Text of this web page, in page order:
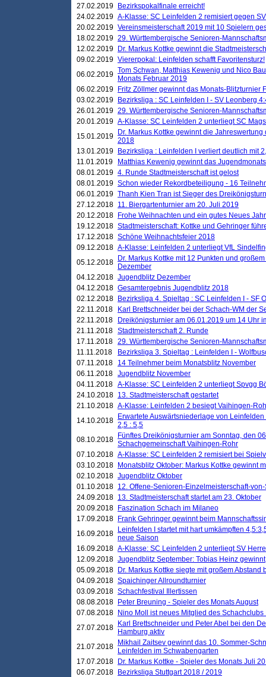
27.02.2019
Bezirkspokalfinale erreicht!
24.02.2019 A-Klasse: SC Leinfelden 2 remisiert gegen
20.02.2019 Vereinsmeisterschaft 2019 mit 10 Spielern
18.02.2019 29. Württembergische Senioren-
12.02.2019
Dr. Markus Kottke gewinnt die
09.02.2019 Viererpokal: Leinfelden schafft Favoritensturz!
06.02.2019 Tom Schwan, Matthias Kewenig und Nico
Monats Februar 2019
06.02.2019
Fritz Zöllmer gewinnt das Monats-Blitzturnier
03.02.2019
Bezirksliga : SC Leinfelden I - SV Leonberg
26.01.2019 29. Württembergische Senioren-
20.01.2019 A-Klasse: SC Leinfelden 2 unterliegt SC
15.01.2019
Dr. Markus Kottke gewinnt die
2018
13.01.2019
Bezirksliga : Leinfelden I verliert deutlich mit
11.01.2019
Matthias Kewenig gewinnt das
08.01.2019 4. Runde Stadtmeisterschaft ist gelost
08.01.2019 Schon wieder Rekordbeteiligung - 16
06.01.2019 Thanh Kien Tran ist Sieger des
27.12.2018 11. Biergartenturnier am 20. Juli 2019
20.12.2018
Frohe Weihnachten und ein gutes Neues
19.12.2018 Stadtmeisterschaft: Kottke und Gehringer
17.12.2018 Schöne Weihnachtsfeier 2018
09.12.2018 A-Klasse: Leinfelden 2 unterliegt VfL
05.12.2018
Dr. Markus Kottke mit 12 Punkten und
Dezember
04.12.2018 Jugendblitz Dezember
04.12.2018 Gesamtergebnis Jugendblitz 2018
02.12.2018
Bezirksliga 4. Spieltag : SC Leinfelden I - SF
22.11.2018
Karl Brettschneider bei der Schach-WM der
22.11.2018
Dreikönigsturnier am 06.01.2019 um 14 Uhr
21.11.2018 Stadtmeisterschaft 2. Runde
17.11.2018 29. Württembergische Senioren-
11.11.2018
Bezirksliga 3. Spieltag : Leinfelden I -
07.11.2018
14 Teilnehmer beim Monatsblitz November
06.11.2018 Jugendblitz November
04.11.2018 A-Klasse: SC Leinfelden 2 unterliegt Spvgg
24.10.2018 13. Stadtmeisterschaft gestartet
21.10.2018 A-Klasse: Leinfelden 2 besiegt Vaihingen-
14.10.2018
Erwartete Auswärtsniederlage von
2,5 : 5,5
08.10.2018
Fünftes Dreikönigsturnier am Sonntag, den
Schachgemeinschaft Vaihingen-Rohr
07.10.2018 A-Klasse: SC Leinfelden 2 remisiert bei
03.10.2018
Monatsblitz Oktober: Markus Kottke gewinnt
02.10.2018 Jugendblitz Oktober
01.10.2018 12. Offene-Senioren-Einzelmeisterschaft-
24.09.2018 13. Stadtmeisterschaft startet am 23. Oktober
20.09.2018
Faszination Schach im Milaneo
17.09.2018
Frank Gehringer gewinnt beim
16.09.2018
Leinfelden I startet mit hart umkämpften
neue Saison
16.09.2018 A-Klasse: SC Leinfelden 2 unterliegt SV
12.09.2018 Jugendblitz September: Tobias Heinz gewinnt
05.09.2018
Dr. Markus Kottke siegte mit großem
04.09.2018 Spaichinger Allroundturnier
03.09.2018 Schachfestival Illertissen
08.08.2018
Peter Breuning - Spieler des Monats August
07.08.2018
Nino Moll ist neues Mitglied des
27.07.2018
Karl Brettschneider und Peter Abel bei den
Hamburg aktiv
21.07.2018
Mikhail Zaitsev gewinnt das 10. Sommer-
Leinfelden im Schwabengarten
17.07.2018
Dr. Markus Kottke - Spieler des Monats Juli
06.07.2018
Bezirksliga Stuttgart 2018 / 2019